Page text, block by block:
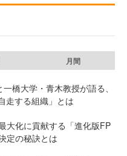
月間
橋大学・青木教授が語る、
走する組織」とは
大化に貢献する「進化版FP
定の秘訣とは